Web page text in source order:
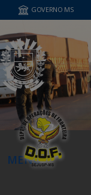
GOVERNO MS
MENU